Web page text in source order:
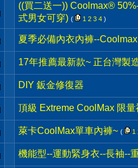
((買二送一)) Coolmax®
式男女可穿) ( 1 2 3 4 )
夏季必備內衣內褲--
17年推薦最新款~ 正台灣製
DIY 鈑金修復器
頂級 Extreme CoolMax 限量
萊卡CoolMax單車內褲~ ( 1
機能型--運動緊身衣--長袖--